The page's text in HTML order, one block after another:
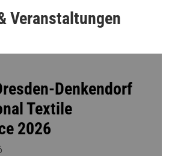
Veranstaltungen
Denkendorf
Textile
2026